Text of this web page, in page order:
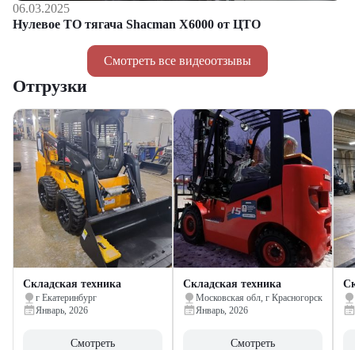
Смотреть все видеоотзывы
06.03.2025
Нулевое ТО тягача Shacman Х6000 от ЦТО
Отгрузки
Складская техника
г Екатеринбург
Январь, 2026
Смотреть
Складская техника
Московская обл, г Красногорск
Январь, 2026
Смотреть